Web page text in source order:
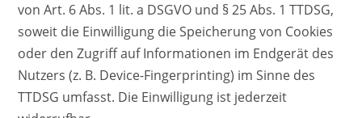
von Art. 6 Abs. 1 lit. a DSGVO und § 25 Abs. 1 TTDSG,
soweit die Einwilligung die Speicherung von Cookies
oder den Zugriff auf Informationen im Endgerät des
Nutzers (z. B. Device-Fingerprinting) im Sinne des
TTDSG umfasst. Die Einwilligung ist jederzeit